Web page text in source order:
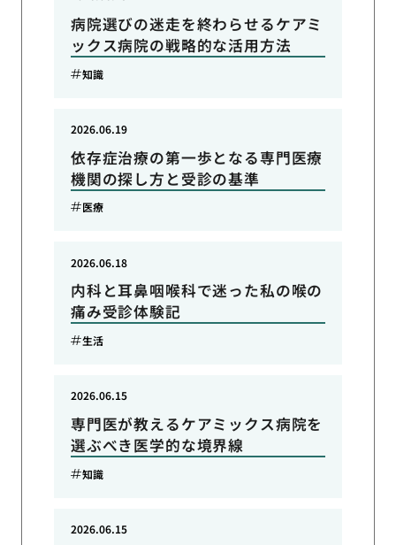
病院選びの迷走を終わらせるケアミ
ックス病院の戦略的な活用方法
知識
依存症治療の第一歩となる専門医療
機関の探し方と受診の基準
2026.06.19
医療
内科と耳鼻咽喉科で迷った私の喉の
痛み受診体験記
2026.06.18
生活
専門医が教えるケアミックス病院を
選ぶべき医学的な境界線
2026.06.15
知識
2026.06.15